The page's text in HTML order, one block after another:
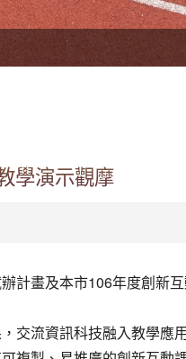
學演示觀摩
計畫及本市106年度創新
交流資訊科技融入教學應